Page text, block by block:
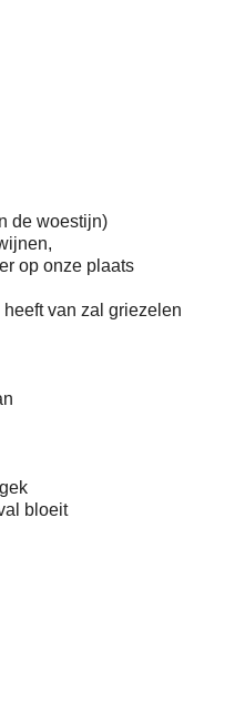
de woestijn)
op onze plaats
van zal griezelen
bloeit